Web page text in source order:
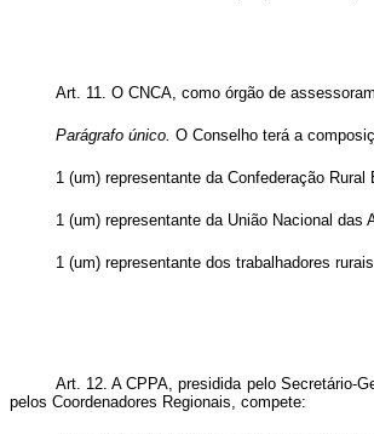
Art. 11. O CNCA, como órgão de
Parágrafo único. O Conselho terá a
1 (um) representante da Confederação Rural
1 (um) representante da União Nacional das
1 (um) representante dos trabalhadores
Art. 12. A CPPA, presidida pelo Secretário-
pelos Coordenadores Regionais, compete: